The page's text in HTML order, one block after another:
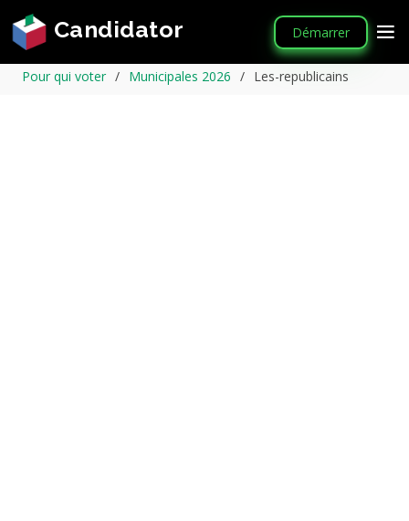
Candidator Démarrer
Pour qui voter Municipales 2026 Les-republicains